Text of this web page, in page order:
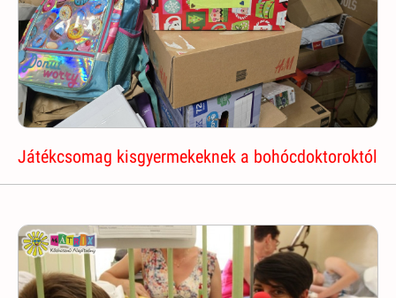
Játékcsomag kisgyermekeknek a bohócdoktoroktól